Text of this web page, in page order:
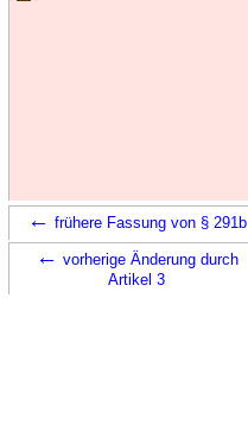
← frühere Fassung von § 291b
← vorherige Änderung durch
Artikel 3